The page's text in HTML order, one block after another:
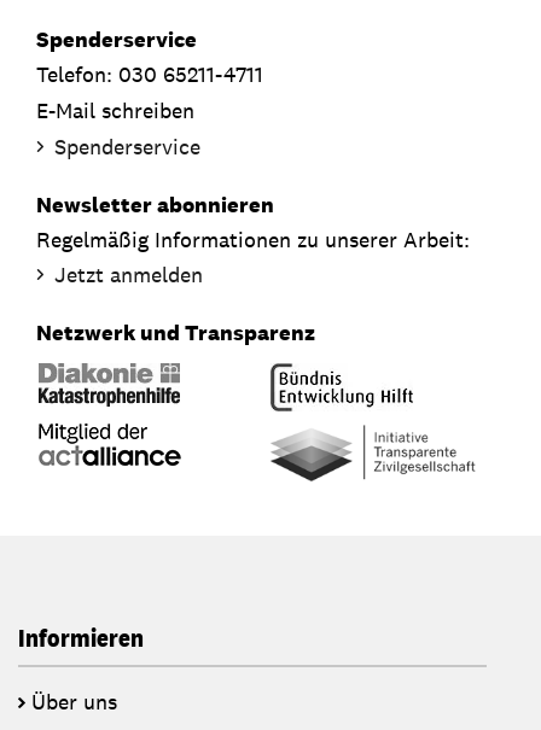
Spenderservice
Telefon: 030 65211-4711
E-Mail schreiben
Spenderservice
Newsletter abonnieren
Regelmäßig Informationen zu unserer Arbeit:
Jetzt anmelden
Netzwerk und Transparenz
Informieren
Über uns